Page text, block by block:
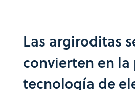
Las argiroditas
convierten en
tecnología de